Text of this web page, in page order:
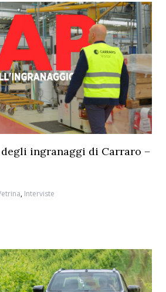
degli ingranaggi di Carraro –
, Interviste